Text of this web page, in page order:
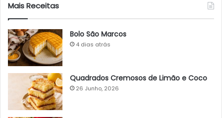
Mais Receitas
Bolo São Marcos
4 dias atrás
Quadrados Cremosos de Limão e Coco
26 Junho, 2026